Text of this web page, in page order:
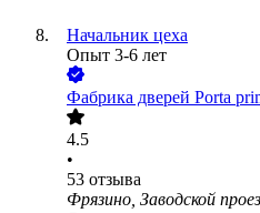
Начальник цеха
Опыт 3-6 лет
Фабрика дверей Porta
4.5
•
53 отзыва
Фрязино, Заводской